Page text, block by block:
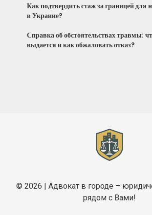
Как подтвердить стаж за границей для
в Украине?
Справка об обстоятельствах травмы:
выдается и как обжаловать отказ?
© 2026 | Адвокат в городе –
рядом с Вами!